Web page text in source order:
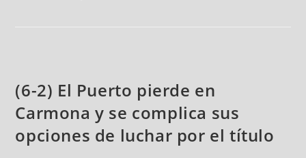
(6-2) El Puerto pierde en
Carmona y se complica sus
opciones de luchar por el título